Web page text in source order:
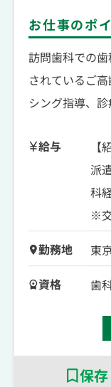
お仕事のポ
訪問歯科での
されているご
シング指導、
もお願いします
ゆとりあるス
クのある方も
しますので安
給与
【
派
科
※
勤務地
東
資格
歯
保存